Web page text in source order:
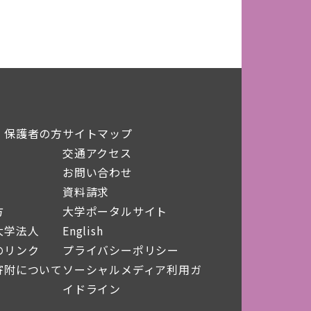
護者の方
学法人
ンク
について
サイトマップ
交通アクセス
お問い合わせ
資料請求
大学ポータルサイト
English
プライバシーポリシー
ソーシャルメディア利用ガ
イドライン